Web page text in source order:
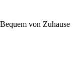
Bequem von Zuhause